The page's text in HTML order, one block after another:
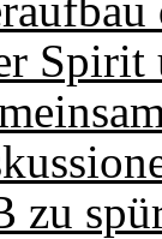
Spirit
zu